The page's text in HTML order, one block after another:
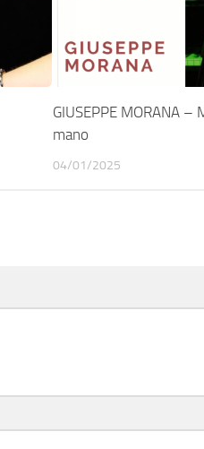
GIUSEPPE MORANA –
mano
04/01/2025